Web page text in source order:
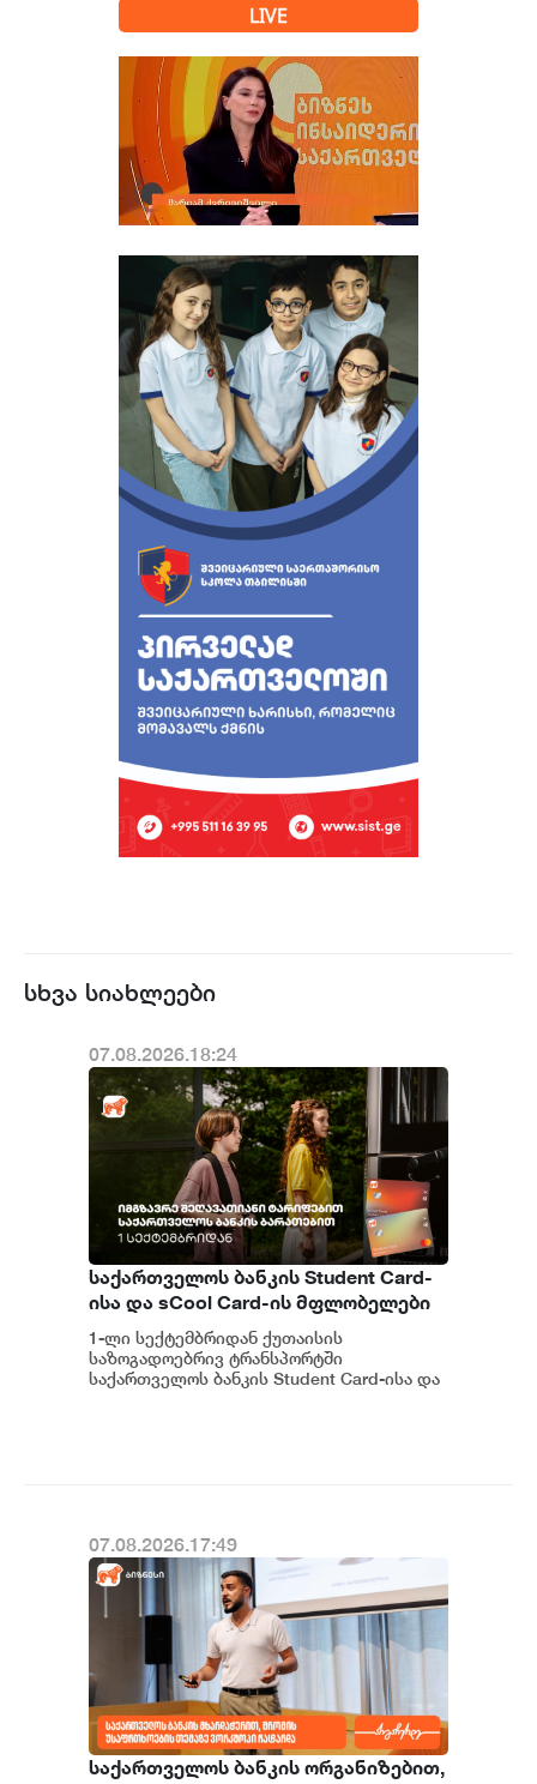
LIVE
სხვა სიახლეები
07.08.2026.18:24
საქართველოს ბანკის Student Card-
ისა და sCool Card-ის მფლობელები
ქუთაისში ტრანსპორტზე
შეღავათიანი ტარიფით
ისარგებლებენ
1-ლი სექტემბრიდან ქუთაისის
საზოგადოებრივ ტრანსპორტში
საქართველოს ბანკის Student Card-ისა და
07.08.2026.17:49
საქართველოს ბანკის ორგანიზებით,